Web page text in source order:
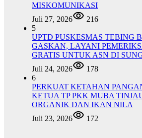
MISKOMUNIKASI
Juli 27, 2026
216
5
UPTD PUSKESMAS TEBING
GASKAN, LAYANI
GRATIS UNTUK ASN DI
Juli 24, 2026
178
6
PERKUAT KETAHAN
KETUA TP PKK MUBA
ORGANIK DAN IKAN NILA
Juli 23, 2026
172